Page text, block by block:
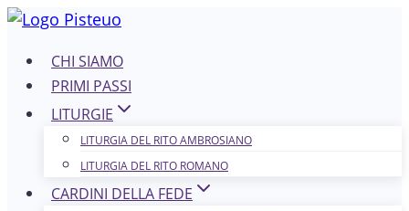
Salta
contenutoCHI SIAMO
PRIMI PASSI
LITURGIE
LITURGIA DEL RITO AMBROSIANO
LITURGIA DEL RITO ROMANO
CARDINI DELLA FEDE